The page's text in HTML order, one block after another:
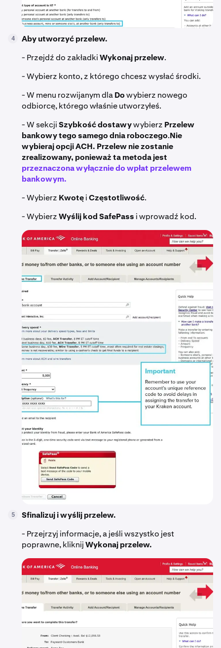
4
Aby utworzyć przelew.
- Przejdź do zakładkiWykonaj przelew.
- Wybierz konto, z którego chcesz wysłać środki.
- W menu rozwijanym dlaDowybierz nowego
odbiorcę, którego właśnie utworzyłeś.
- W sekcjiSzybkość dostawywybierz Przelew
bankowy tego samego dnia roboczego.Nie
wybieraj opcji ACH. Przelew nie zostanie
zrealizowany, ponieważ ta metoda jest
przeznaczona wyłącznie do wpłat przelewem
bankowym.
- Wybierz KwotęiCzęstotliwość.
- WybierzWyślij kod SafePass i wprowadź kod.
5
Sfinalizuj i wyślij przelew.
- Przejrzyj informacje, a jeśli wszystko jest
poprawne, kliknijWykonaj przelew.